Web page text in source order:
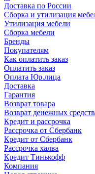
Доставка по России
Сборка и утилизация
Утилизация мебели
Сборка мебели
Бренды
Покупателям
Как оплатить заказ
Оплатить заказ
Оплата Юр.лица
Доставка
Гарантия
Возврат товара
Возврат денежных средств
Кредит и рассрочка
Рассрочка от Сбербанк
Кредит от Сбербанк
Рассрочка халва
Кредит Тинькофф
Компания